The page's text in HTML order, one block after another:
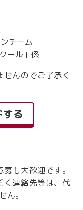
チーム
ール」係
んのでご了承く
る
も大歓迎です。
く連絡先等は、代
ん。